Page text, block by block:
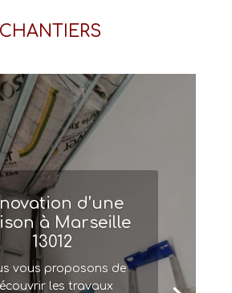
d’une
à Marseille
13012
vous proposons de
les travaux